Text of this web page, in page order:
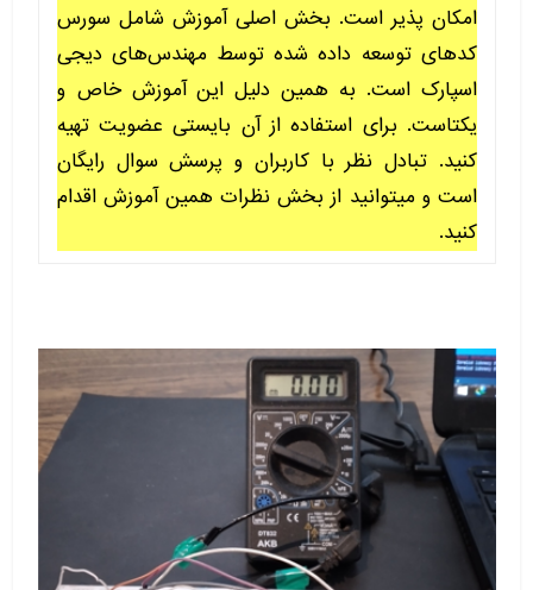
امکان پذیر است. بخش اصلی آموزش شامل سورس
کدهای توسعه داده شده توسط مهندس‌های دیجی
اسپارک است. به همین دلیل این آموزش خاص و
یکتاست. برای استفاده از آن بایستی عضویت تهیه
کنید. تبادل نظر با کاربران و پرسش سوال رایگان
است و میتوانید از بخش نظرات همین آموزش اقدام
کنید.